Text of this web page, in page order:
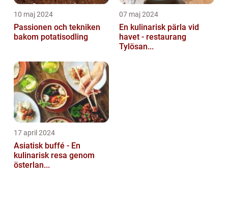
10 maj 2024
Passionen och tekniken
bakom potatisodling
07 maj 2024
En kulinarisk pärla vid
havet - restaurang
Tylösan...
17 april 2024
Asiatisk buffé - En
kulinarisk resa genom
österlan...